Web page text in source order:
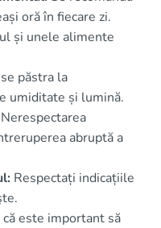
oră în fiecare zi.
și unele alimente
păstra la
umiditate și lumină.
Nerespectarea
abruptă a
Respectați indicațiile
este important să